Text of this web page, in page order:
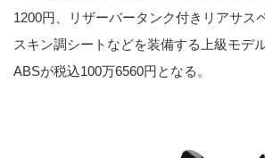
1200円、リザーバータンク付きリアサス
スキン調シートなどを装備する上級モデ
ABSが税込100万6560円となる。